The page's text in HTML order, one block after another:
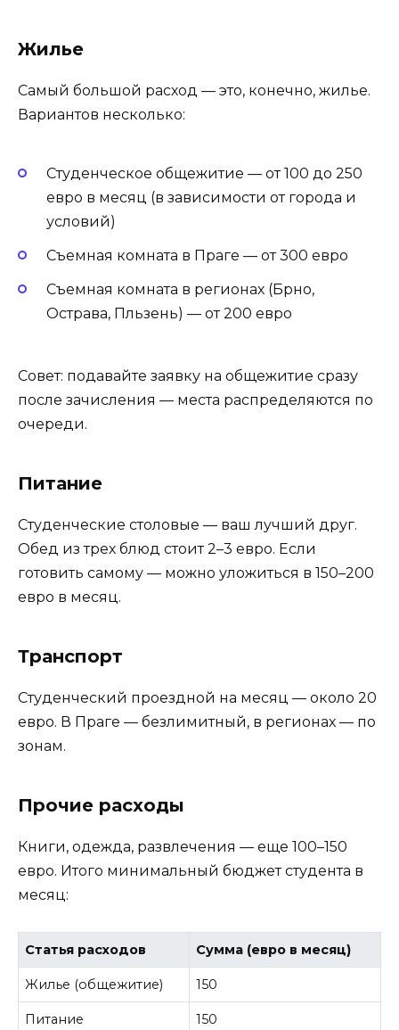
Жилье
Самый большой расход — это, конечно, жилье.
Вариантов несколько:
Студенческое общежитие — от 100 до 250
евро в месяц (в зависимости от города и
условий)
Съемная комната в Праге — от 300 евро
Съемная комната в регионах (Брно,
Острава, Пльзень) — от 200 евро
Совет: подавайте заявку на общежитие сразу
после зачисления — места распределяются по
очереди.
Питание
Студенческие столовые — ваш лучший друг.
Обед из трех блюд стоит 2–3 евро. Если
готовить самому — можно уложиться в 150–200
евро в месяц.
Транспорт
Студенческий проездной на месяц — около 20
евро. В Праге — безлимитный, в регионах — по
зонам.
Прочие расходы
Книги, одежда, развлечения — еще 100–150
евро. Итого минимальный бюджет студента в
месяц:
Статья расходов Сумма (евро в месяц)
Жилье (общежитие) 150
Питание 150